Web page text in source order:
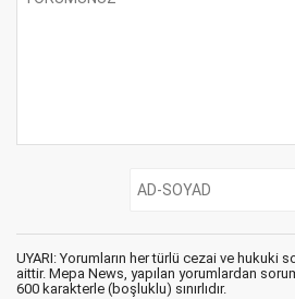
UYARI: Yorumların her türlü cezai ve hukuki
aittir. Mepa News, yapılan yorumlardan
600 karakterle (boşluklu) sınırlıdır.